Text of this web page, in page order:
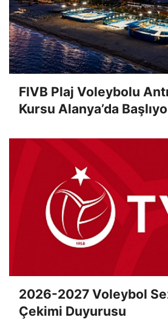
FIVB Plaj Voleybolu
Kursu Alanya’da
2026-2027 Voleybol
Çekimi Duyurusu